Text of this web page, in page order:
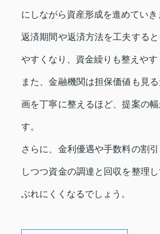
にしながら資産形成を進めていき
返済期間や返済方法を工夫する
やすくなり、資金繰りも整えやす
また、金融機関は担保価値も見
画を丁寧に整えるほど、提案の
す。
さらに、金利優遇や手数料の割
しつつ資金の調達と回収を整理
ぶれにくくなるでしょう。